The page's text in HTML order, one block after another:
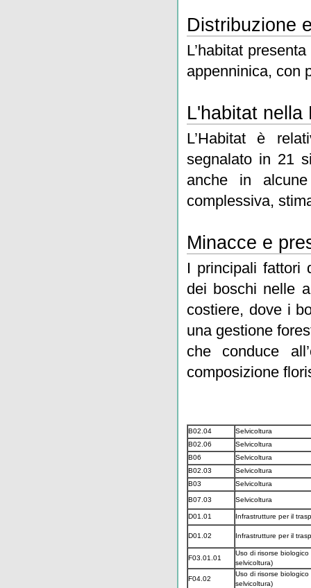
Distribuzione
L’habitat
appenninica, con
L'habitat nella
L’Habitat è
segnalato in 21
anche in
complessiva,
Minacce e
I principali fattori
dei boschi nelle
costiere, dove i
una gestione
che conduce
composizione
B02.04
Selvicoltura
B02.06
Selvicoltura
B06
Selvicoltura
B02.03
Selvicoltura
B03
Selvicoltura
B07.03 Selvicoltura
D01.01 Infrastrutture per il
D01.02 Infrastrutture per il
F03.01.01
Uso di risorse
selvicoltura)
F04.02
Uso di risorse
selvicoltura)